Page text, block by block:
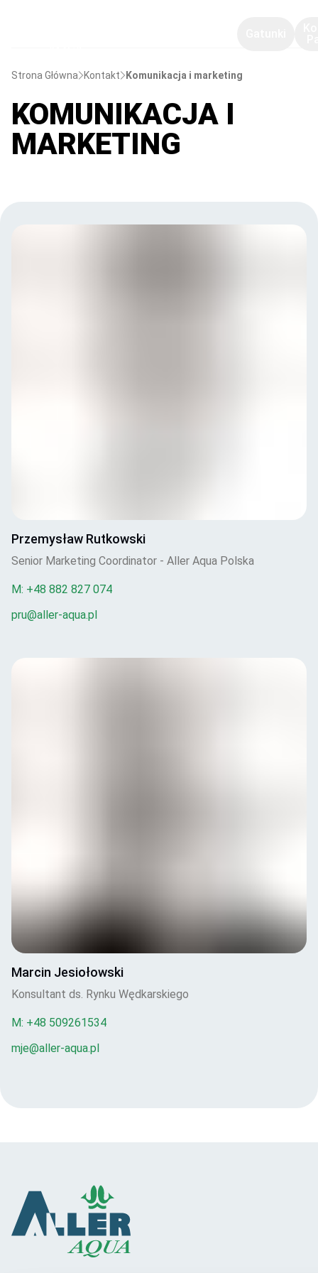
Strona Główna Kontakt Komunikacja i marketing
KOMUNIKACJA I
MARKETING
Przemysław Rutkowski
Senior Marketing Coordinator - Aller Aqua Polska
M: +48 882 827 074
pru@aller-aqua.pl
Marcin Jesiołowski
Konsultant ds. Rynku Wędkarskiego
M: +48 509261534
mje@aller-aqua.pl